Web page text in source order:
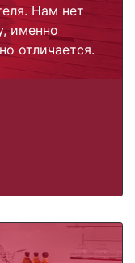
Нам нет
именно
отличается.